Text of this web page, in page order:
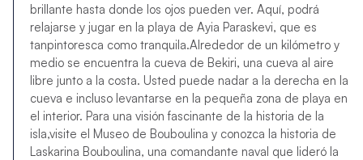
brillante hasta donde los ojos pueden ver. Aquí, podrá
relajarse y jugar en la playa de Ayia Paraskevi, que es
tanpintoresca como tranquila.Alrededor de un kilómetro y
medio se encuentra la cueva de Bekiri, una cueva al aire
libre junto a la costa. Usted puede nadar a la derecha en la
cueva e incluso levantarse en la pequeña zona de playa en
el interior. Para una visión fascinante de la historia de la
isla,visite el Museo de Bouboulina y conozca la historia de
Laskarina Bouboulina, una comandante naval que lideró la